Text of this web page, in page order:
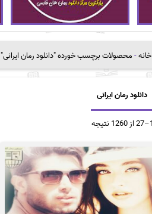
خانه-محصولات برچسب خورده "دانلود رمان ایرانی"
دانلود رمان ایرانی
مرتب‌سازی
اساس
قیمت:
زیاد
به